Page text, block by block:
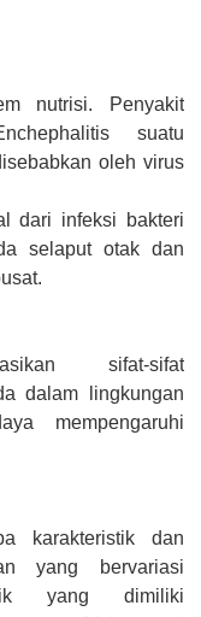
nutrisi. Penyakit
suatu
oleh virus
dari infeksi bakteri
selaput otak dan
sifat-sifat
dalam lingkungan
mempengaruhi
karakteristik dan
yang bervariasi
yang dimiliki